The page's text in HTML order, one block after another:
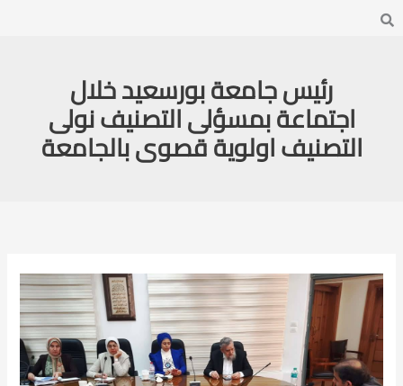
Search
رئيس جامعة بورسعيد خلال
اجتماعة بمسؤلى التصنيف نولى
التصنيف اولوية قصوى بالجامعة